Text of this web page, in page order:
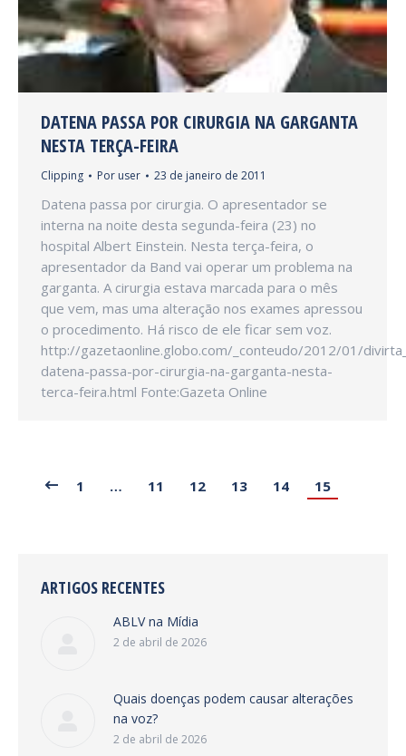
DATENA PASSA POR CIRURGIA NA GARGANTA
NESTA TERÇA-FEIRA
Clipping Por user 23 de janeiro de 2011
Datena passa por cirurgia. O apresentador se
interna na noite desta segunda-feira (23) no
hospital Albert Einstein. Nesta terça-feira, o
apresentador da Band vai operar um problema na
garganta. A cirurgia estava marcada para o mês
que vem, mas uma alteração nos exames apressou
o procedimento. Há risco de ele ficar sem voz.
http://gazetaonline.globo.com/_conteudo/2012/01/
datena-passa-por-cirurgia-na-garganta-nesta-
terca-feira.html Fonte:Gazeta Online
1 … 11 12 13 14 15
ARTIGOS RECENTES
ABLV na Mídia
2 de abril de 2026
Quais doenças podem causar alterações
na voz?
2 de abril de 2026